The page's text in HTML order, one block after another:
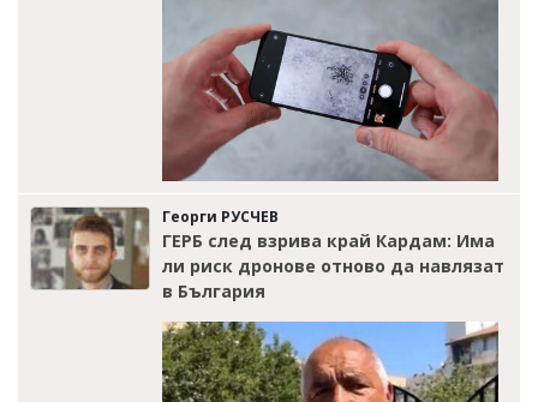
Георги РУСЧЕВ
ГЕРБ след взрива край Кардам: Има
ли риск дронове отново да навлязат
в България